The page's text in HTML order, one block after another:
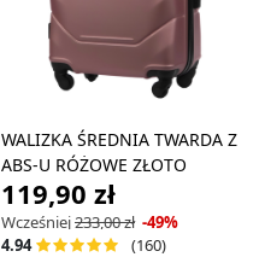
WALIZKA ŚREDNIA TWARDA Z
ABS-U RÓŻOWE ZŁOTO
119,90 zł
Wcześniej233,00 zł -49%
4.94
(160)